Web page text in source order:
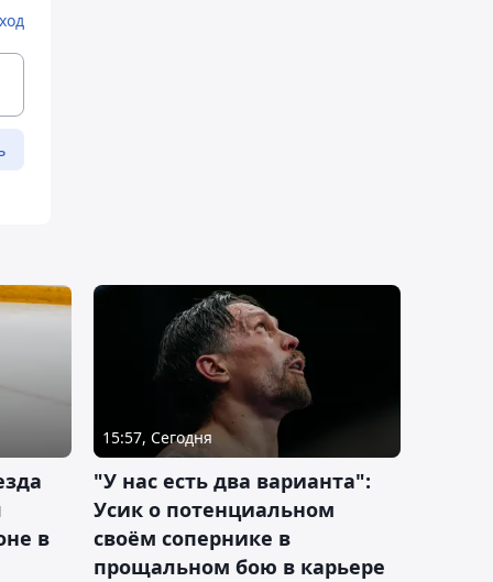
в
15:57, Сегодня
"У нас есть два варианта":
Усик о потенциальном
своём сопернике в
прощальном бою в карьере